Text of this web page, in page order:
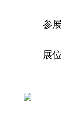
参展
展位